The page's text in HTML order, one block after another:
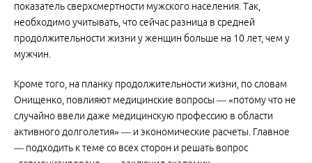
показатель сверхсмертности мужского населения. Так,
необходимо учитывать, что сейчас разница в средней
продолжительности жизни у женщин больше на 10 лет, чем у
мужчин.
Кроме того, на планку продолжительности жизни, по словам
Онищенко, повлияют медицинские вопросы — «потому что не
случайно ввели даже медицинскую профессию в области
активного долголетия» — и экономические расчеты. Главное
— подходить к теме со всех сторон и решать вопрос